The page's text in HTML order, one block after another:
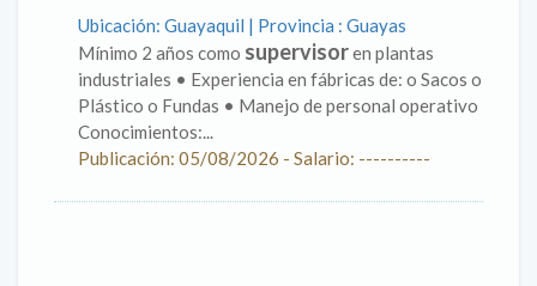
Ubicación: Guayaquil | Provincia : Guayas
Mínimo 2 años como supervisoren plantas
industriales • Experiencia en fábricas de: o Sacos o
Plástico o Fundas • Manejo de personal operativo
Conocimientos:...
Publicación: 05/08/2026 - Salario: ----------